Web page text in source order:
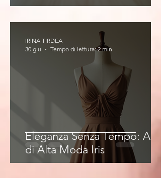
Eleganza Senza Tempo: Abiti
di Alta Moda Iris
IRINA TIRDEA
30 giu
Tempo di lettura: 2 min